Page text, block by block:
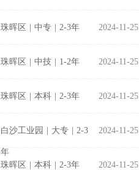
珠晖区 中专 2-3年 2024-11-25
珠晖区 中技 1-2年 2024-11-25
珠晖区 本科 2-3年 2024-11-25
白沙工业园 大专 2-3
年
2024-11-25
珠晖区 本科 2-3年 2024-11-25